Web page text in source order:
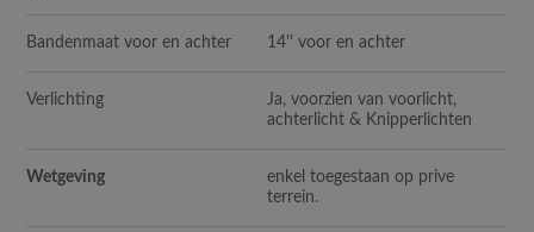
Bandenmaat voor en achter 14'' voor en achter
Verlichting
Ja, voorzien van voorlicht,
achterlicht & Knipperlichten
Wetgeving
enkel toegestaan op prive
terrein.